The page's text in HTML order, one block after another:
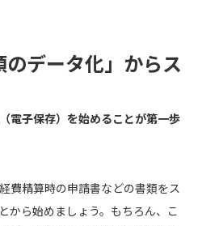
データ化」からス
電子保存）を始めることが第一歩
費精算時の申請書などの書類をス
から始めましょう。もちろん、こ